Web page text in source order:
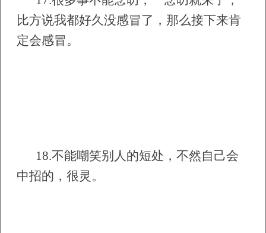
比方说我都好久没感冒了，那么接下来肯
定会感冒。
18.不能嘲笑别人的短处，不然自己会
中招的，很灵。